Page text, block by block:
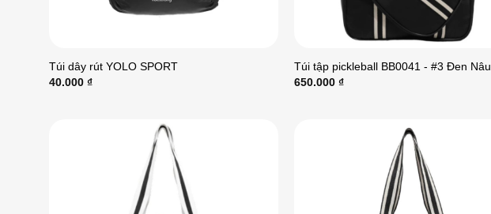
Túi dây rút YOLO SPORT
40.000 ₫
Túi tập pickleball BB0041 - #3 Đen Nâu
650.000 ₫